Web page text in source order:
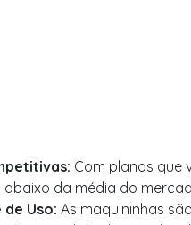
Com planos que
da média do
de Uso: As maquininhas